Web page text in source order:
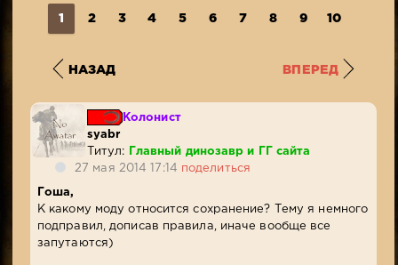
1 2 3 4 5 6 7 8 9 10
НАЗАД ВПЕРЕД
Колонист
syabr
Титул:
Главный динозавр и ГГ сайта
27 мая 2014 17:14 поделиться
Гоша,
К какому моду относится сохранение? Тему я немного
подправил, дописав правила, иначе вообще все
запутаются)